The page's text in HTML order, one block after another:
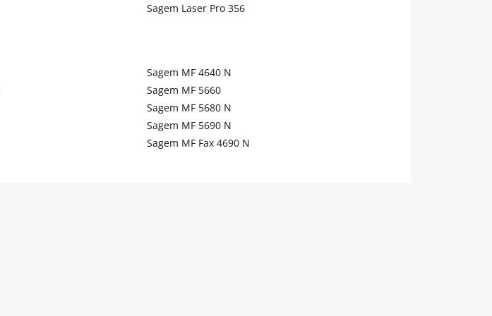
Sagem Laser Pro 356
Sagem MF 4640 N
Sagem MF 5660
Sagem MF 5680 N
Sagem MF 5690 N
Sagem MF Fax 4690 N